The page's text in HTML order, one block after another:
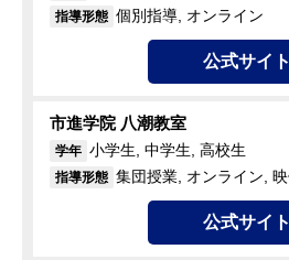
指導形態 個別指導, オンライン
公式サイト
市進学院 八潮教室
学年 小学生, 中学生, 高校生
指導形態 集団授業, オンライン,
公式サイト